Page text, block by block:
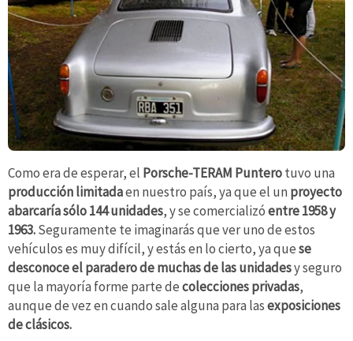
Como era de esperar, el Porsche-TERAM Punterotuvo una
producción limitadaen nuestro país, ya que el un proyecto
abarcaría sólo 144 unidades, y se comercializóentre 1958 y
1963.Seguramente te imaginarás que ver uno de estos
vehículos es muy difícil, y estás en lo cierto, ya quese
desconoce el paradero de muchas de las unidadesy seguro
que la mayoría forme parte decolecciones privadas,
aunque de vez en cuando sale alguna para lasexposiciones
de clásicos.